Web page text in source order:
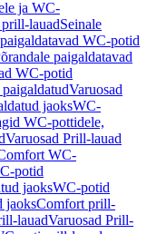
ja WC-
lauadSeinale
WC-potid
paigaldatavad
WC-potid
Varuosad
jaoksWC-
WC-pottidele,
Varuosad Prill-lauad
WC-
potid
jaoksWC-potid
jaoksComfort prill-
lauadVaruosad Prill-